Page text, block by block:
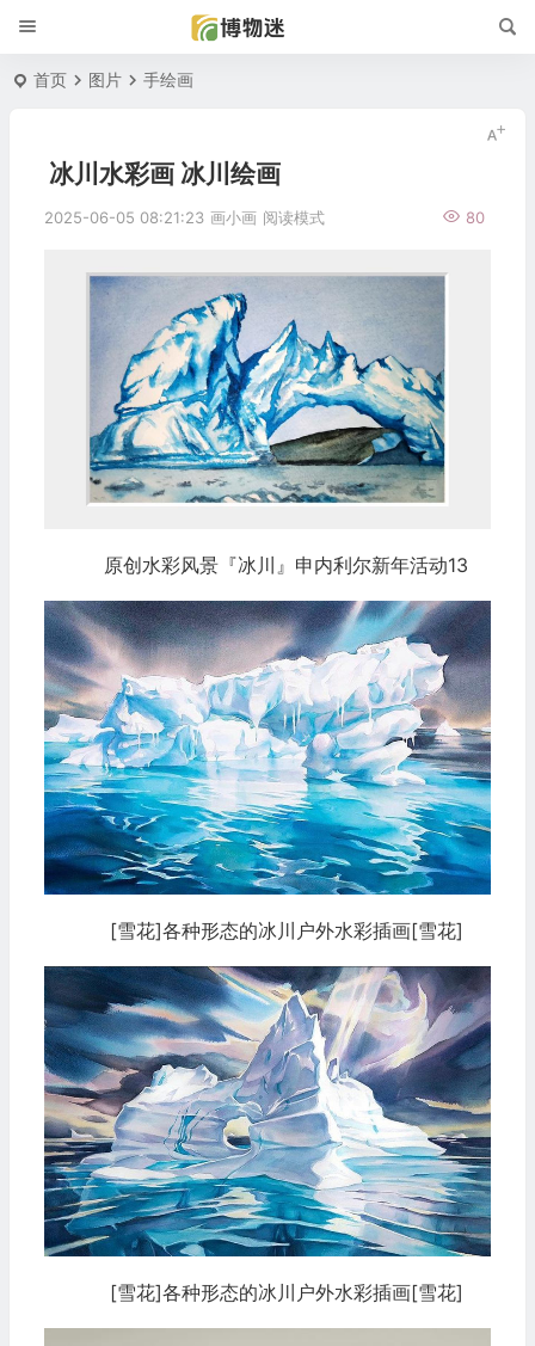
首页 图片 手绘画
冰川水彩画 冰川绘画
2025-06-05 08:21:23 画小画 80
阅读模式
原创水彩风景『冰川』申内利尔新年活动13
[雪花]各种形态的冰川户外水彩插画[雪花]
[雪花]各种形态的冰川户外水彩插画[雪花]